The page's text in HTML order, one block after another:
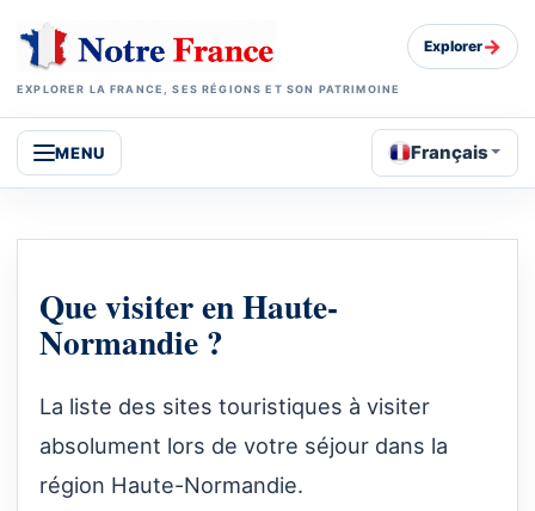
EXPLORER LA FRANCE, SES RÉGIONS ET SON PATRIMOINE
Explorer→
MENU Français
Que visiter en Haute-
Normandie ?
La liste des sites touristiques à visiter
absolument lors de votre séjour dans la
région Haute-Normandie.